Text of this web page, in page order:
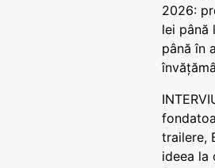
2026:
lei până
până în
trailere,
ideea la